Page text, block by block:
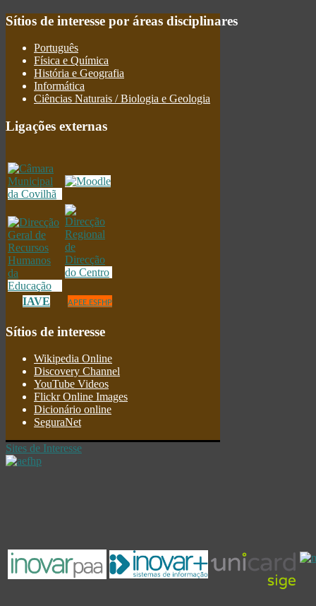
Sítios de interesse por áreas disciplinares
Português
Física e Química
História e Geografia
Informática
Ciências Naturais / Biologia e Geologia
Ligações externas
IAVE APEE.ESFHP
Sítios de interesse
Wikipedia Online
Discovery Channel
YouTube Videos
Flickr Online Images
Dicionário online
SeguraNet
Sites de Interesse